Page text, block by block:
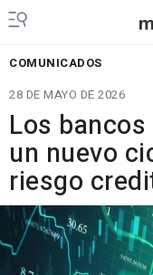
COMUNICADOS
28 DE MAYO DE 2026
Los
un nuevo
riesgo